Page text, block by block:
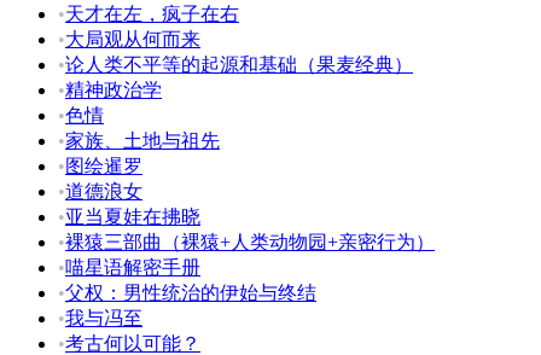
•天才在左，疯子在右
•大局观从何而来
•论人类不平等的起源和基础（果麦经典）
•精神政治学
•色情
•家族、土地与祖先
•图绘暹罗
•道德浪女
•亚当夏娃在拂晓
•裸猿三部曲（裸猿+人类动物园+亲密行为）
•喵星语解密手册
•父权：男性统治的伊始与终结
•我与冯至
•考古何以可能？